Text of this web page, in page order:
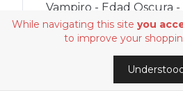
While navigating this site you
to improve your
Vampiro - Edad Oscura
Pantalla del
$23.39